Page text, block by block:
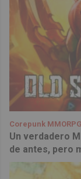
Corepunk MMORPG
Un verdadero
de antes, pero